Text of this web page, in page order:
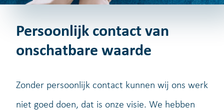
Persoonlijk contact van
onschatbare waarde
Zonder persoonlijk contact kunnen wij ons werk
niet goed doen, dat is onze visie. We hebben